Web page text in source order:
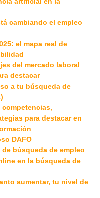
cambiando el empleo
el mapa real de
del mercado laboral
destacar
a tu búsqueda de
competencias,
para destacar en
DAFO
búsqueda de empleo
en la búsqueda de
aumentar, tu nivel de